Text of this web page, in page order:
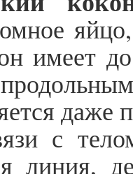
имеет
даже
с
линия,